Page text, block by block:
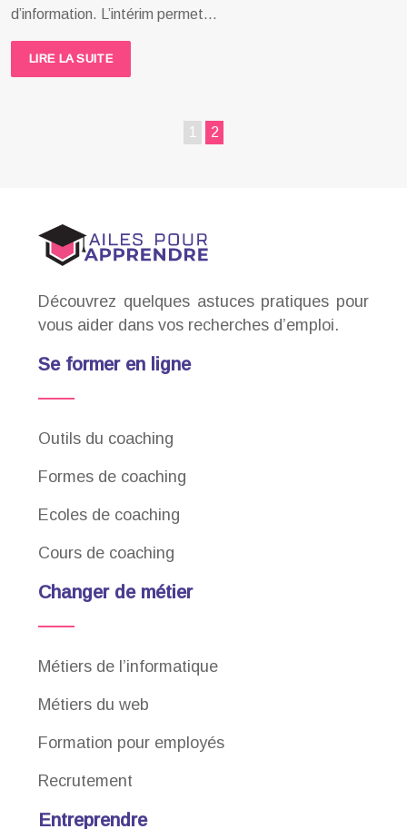
d’information. L’intérim permet…
LIRE LA SUITE
1 2
Découvrez quelques astuces pratiques pour
vous aider dans vos recherches d’emploi.
Se former en ligne
Outils du coaching
Formes de coaching
Ecoles de coaching
Cours de coaching
Changer de métier
Métiers de l’informatique
Métiers du web
Formation pour employés
Recrutement
Entreprendre